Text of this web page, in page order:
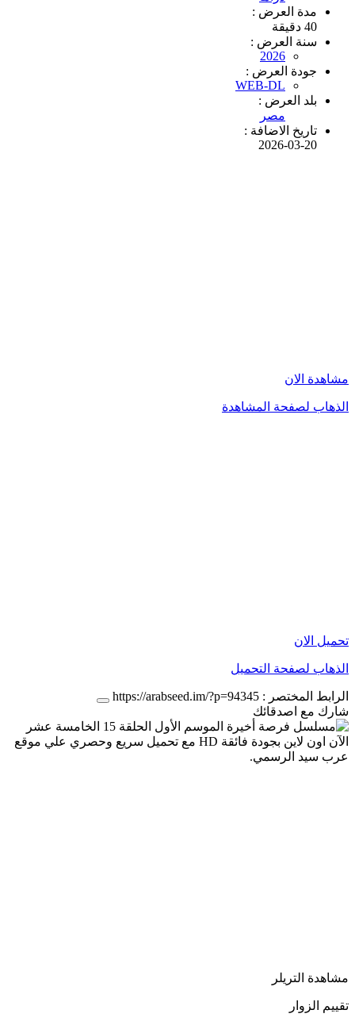
مدة العرض :
40 دقيقة
سنة العرض :
2026
جودة العرض :
WEB-DL
بلد العرض :
مصر
تاريخ الاضافة :
2026-03-20
مشاهدة الان
الذهاب لصفحة المشاهدة
تحميل الان
الذهاب لصفحة التحميل
الرابط المختصر : https://arabseed.im/?p=94345
شارك مع اصدقائك
مشاهدة التريلر
تقييم الزوار